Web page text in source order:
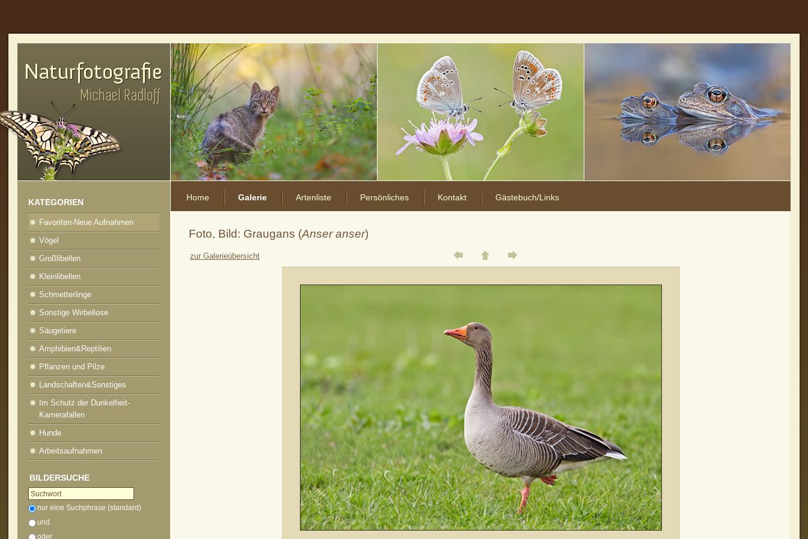
Home Galerie Artenliste Persönliches Kontakt Gästebuch/Links
Foto, Bild: Graugans (Anser anser)
zur Galerieübersicht
vorheriges Foto
zur Kategorie-Übersicht
nächstes Foto
KATEGORIEN
Favoriten-Neue Aufnahmen
Vögel
Großlibellen
Kleinlibellen
Schmetterlinge
Sonstige Wirbellose
Säugetiere
Amphibien&Reptilien
Pflanzen und Pilze
Landschaften&Sonstiges
Im Schutz der Dunkelheit-
Kamerafallen
Hunde
Arbeitsaufnahmen
BILDERSUCHE
nur eine Suchphrase (standard)
und
oder